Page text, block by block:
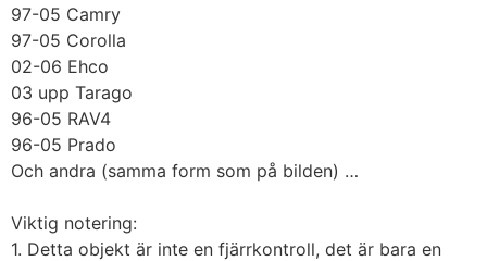
97-05 Camry
97-05 Corolla
02-06 Ehco
03 upp Tarago
96-05 RAV4
96-05 Prado
Och andra (samma form som på bilden) …
Viktig notering:
1. Detta objekt är inte en fjärrkontroll, det är bara en